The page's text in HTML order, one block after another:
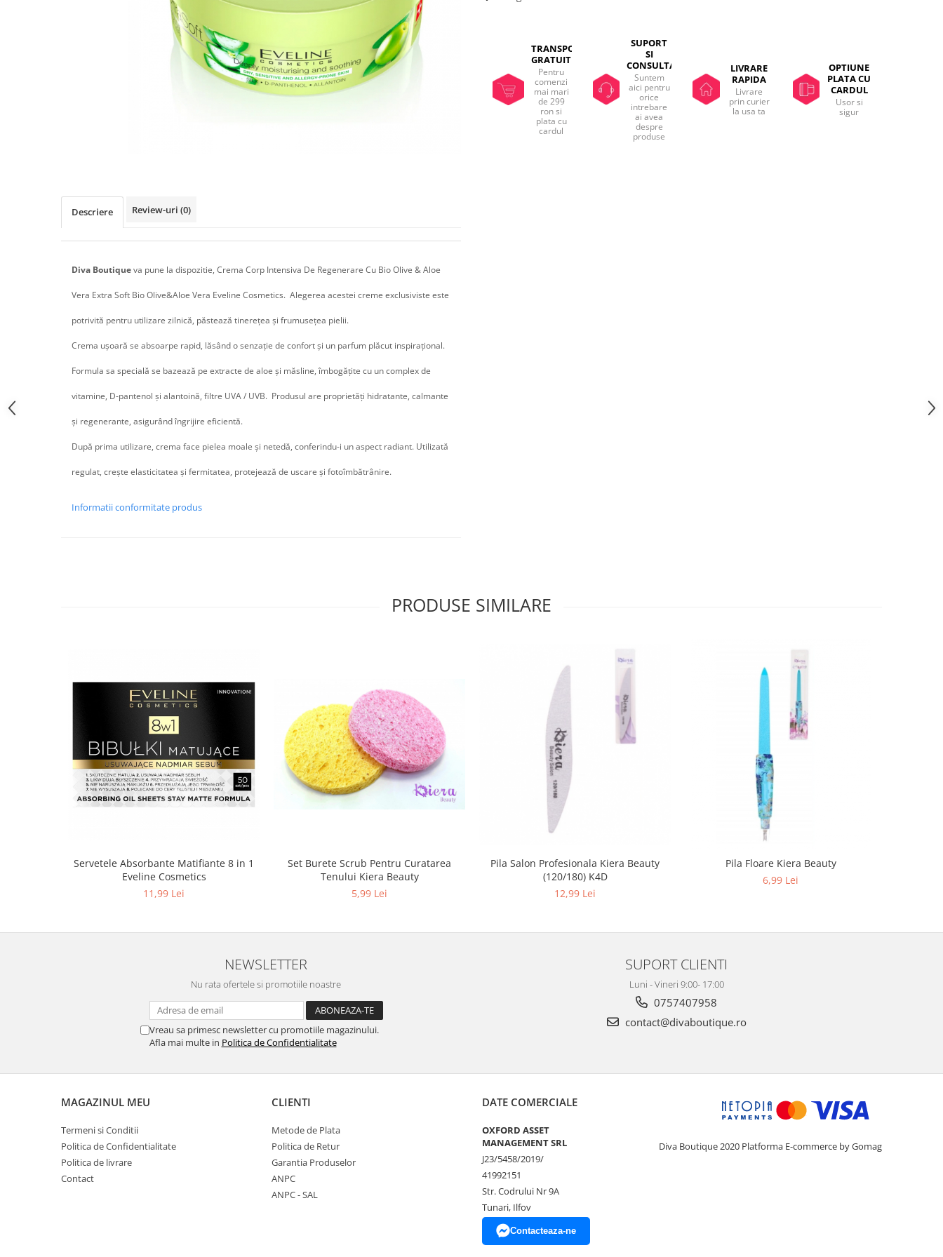
TRANSPORT
GRATUIT
Pentru
comenzi
mai mari
de 299
ron si
plata cu
cardul
SUPORT
SI
CONSULTANTA
Suntem
aici pentru
orice
intrebare
ai avea
despre
produse
LIVRARE
RAPIDA
Livrare
prin curier
la usa ta
OPTIUNE
PLATA CU
CARDUL
Usor si
sigur
Descriere Review-uri (0)
Diva Boutiqueva pune la dispozitie, Crema Corp Intensiva De Regenerare Cu Bio Olive & Aloe
Vera Extra Soft Bio Olive&Aloe Vera Eveline Cosmetics. Alegerea acestei creme exclusiviste este
potrivită pentru utilizare zilnică, păstează tinerețea și frumusețea pielii.
Crema ușoară se absoarpe rapid, lăsând o senzație de confort și un parfum plăcut inspirațional.
Formula sa specială se bazează pe extracte de aloe și măsline, îmbogățite cu un complex de
vitamine, D-pantenol și alantoină, filtre UVA / UVB. Produsul are proprietăți hidratante, calmante
și regenerante, asigurând îngrijire eficientă.
După prima utilizare, crema face pielea moale și netedă, conferindu-i un aspect radiant. Utilizată
regulat, crește elasticitatea și fermitatea, protejează de uscare și fotoîmbătrânire.
Informatii conformitate produs
PRODUSE SIMILARE
Servetele Absorbante Matifiante 8 in 1
Eveline Cosmetics
11,99 Lei
Set Burete Scrub Pentru Curatarea
Tenului Kiera Beauty
5,99 Lei
Pila Salon Profesionala Kiera Beauty
(120/180) K4D
12,99 Lei
Pila Floare Kiera Beauty
6,99 Lei
NEWSLETTER
Nu rata ofertele si promotiile noastre
Vreau sa primesc newsletter cu promotiile magazinului.
Afla mai multe in Politica de Confidentialitate
SUPORT CLIENTI
Luni - Vineri 9:00- 17:00
0757407958
contact@divaboutique.ro
MAGAZINUL MEU
Termeni si Conditii
Politica de Confidentialitate
Politica de livrare
Contact
CLIENTI
Metode de Plata
Politica de Retur
Garantia Produselor
ANPC
ANPC - SAL
DATE COMERCIALE
OXFORD ASSET
MANAGEMENT SRL
J23/5458/2019/
41992151
Str. Codrului Nr 9A
Tunari, Ilfov
Contacteaza-ne
Diva Boutique 2020 Platforma E-commerce by Gomag